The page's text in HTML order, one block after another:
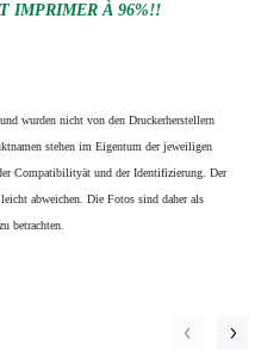
IMPRIMER À 96%!!
wurden nicht von den Druckerherstellern
stehen im Eigentum der jeweiligen
Compatibilityät und der Identifizierung. Der
abweichen. Die Fotos sind daher als
betrachten.